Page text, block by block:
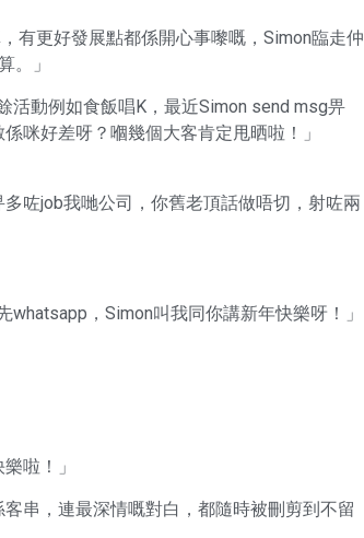
有更好發展點都係開心事嚟嘅，Simon臨走仲
。」
活動例如食飯唱K，最近Simon send msg畀
咪好差呀？嗰幾個大客肯定甩晒啦！」
咗job我哋公司，你舊老頂話做唔切，射咗兩
，Simon叫我同你講新年快樂呀！」
啦！」
串，連最深情嘅對白，都隨時被刪剪到不留